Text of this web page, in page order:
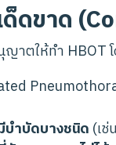
ดขาด
าตให้ทำ HBOT
บำบัดบางชนิด (เ